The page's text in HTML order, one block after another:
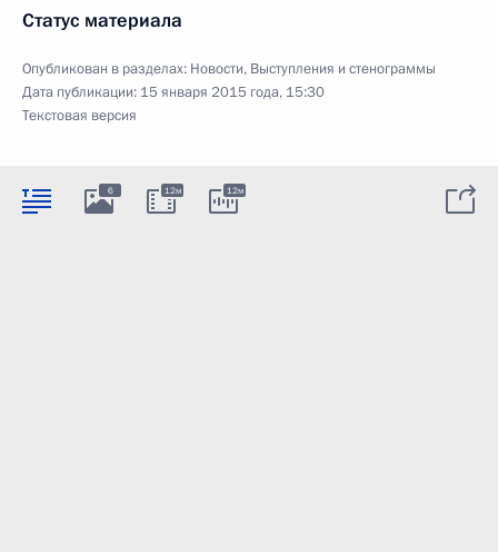
Статус материала
Опубликован в разделах: Новости, Выступления и стенограммы
Дата публикации: 15 января 2015 года, 15:30
Текстовая версия
6 12м 12м